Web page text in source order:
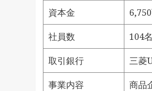
資本金
社員数 104名
取引銀行 三菱
事業内容 商品